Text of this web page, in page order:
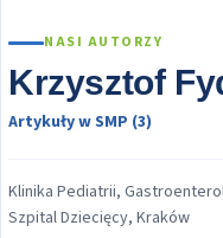
NASI AUTORZY
Krzysztof
Artykuły w SMP (3)
Klinika Pediatrii,
Szpital Dziecięcy, Kraków